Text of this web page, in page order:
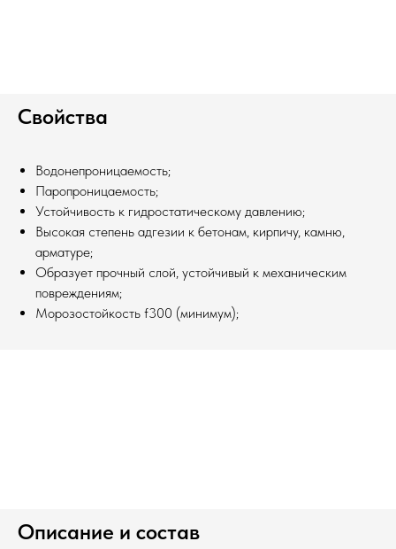
Свойства
Водонепроницаемость;
Паропроницаемость;
Устойчивость к гидростатическому давлению;
Высокая степень адгезии к бетонам, кирпичу, камню,
арматуре;
Образует прочный слой, устойчивый к механическим
повреждениям;
Морозостойкость f300 (минимум);
Описание и состав